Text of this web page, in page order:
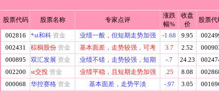
股票代码 股票名称 专家点评
涨跌
幅%
收盘
价
股票代
002816 *st和科 资金 业绩一般，但短期走势加强 -1.68 9.95
002431
棕榈股份 资金 基本面差，走势较强，可考 3.7 2.52
000895
双汇发展 资金 业绩不错，走势较强，短期 -.7 24.23
002200
st交投 资金 业绩平稳，且短期走势加强 .25 8.08
000068
华控赛格 资金 基本面差，走势平淡 -.97 3.05